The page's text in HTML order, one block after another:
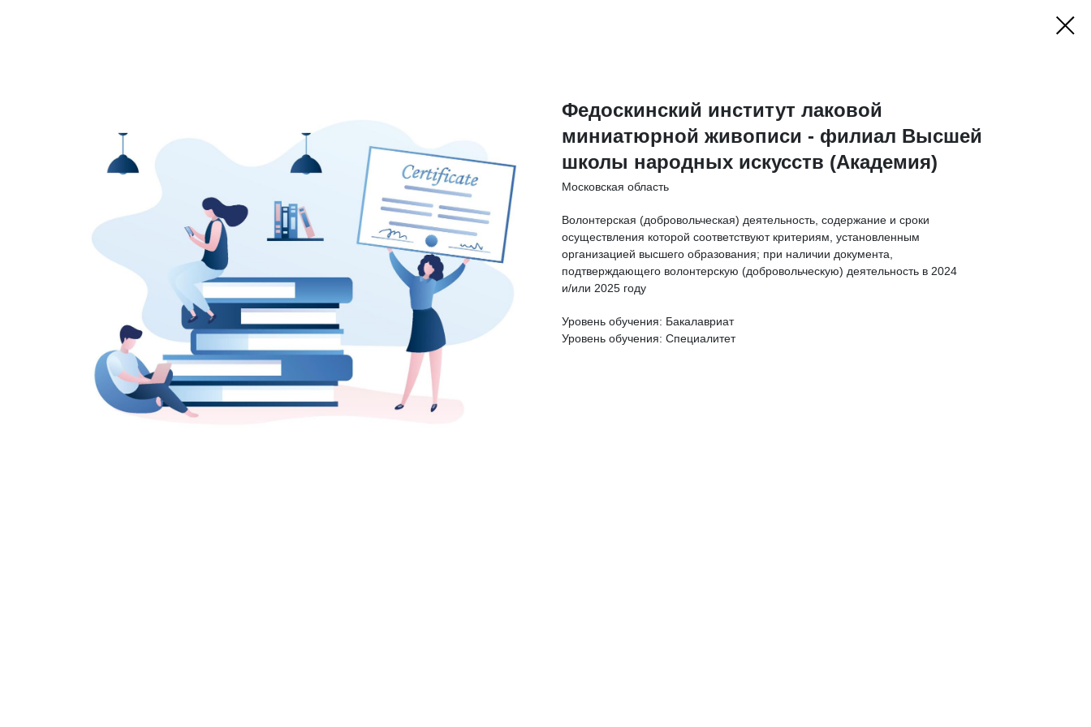
Федоскинский институт лаковой
миниатюрной живописи - филиал Высшей
школы народных искусств (Академия)
Московская область
Волонтерская (добровольческая) деятельность, содержание и сроки
осуществления которой соответствуют критериям, установленным
организацией высшего образования; при наличии документа,
подтверждающего волонтерскую (добровольческую) деятельность в 2024
и/или 2025 году
Уровень обучения: Бакалавриат
Уровень обучения: Специалитет